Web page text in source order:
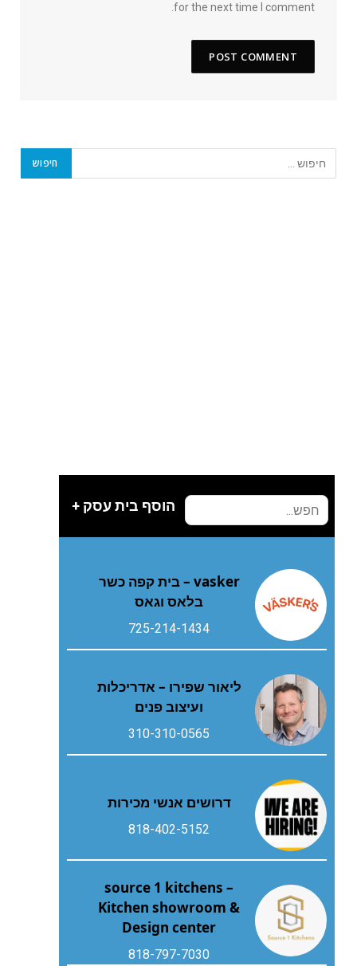
for the next time I comment.
הוסף בית עסק +
vasker – בית קפה כשר
בלאס וגאס
725-214-1434
ליאור שפירו – אדריכלות
ועיצוב פנים
310-310-0565
דרושים אנשי מכירות
818-402-5152
source 1 kitchens –
Kitchen showroom &
Design center
818-797-7030